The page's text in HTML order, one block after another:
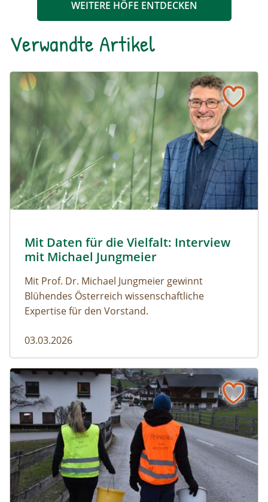
WEITERE HÖFE ENTDECKEN
Verwandte Artikel
Naturmagazin: Mit Daten für die Vielfalt: Interview mit
Naturmagazin: Mit Daten für die Vielfalt: Interview mit
Mit Daten für die Vielfalt: Interview
mit Michael Jungmeier
Mit Prof. Dr. Michael Jungmeier gewinnt
Blühendes Österreich wissenschaftliche
Expertise für den Vorstand.
03.03.2026
Mit Daten für die Vielfalt: Interview mit Michael Jungmeier
Der steile Weg in die Freiheit